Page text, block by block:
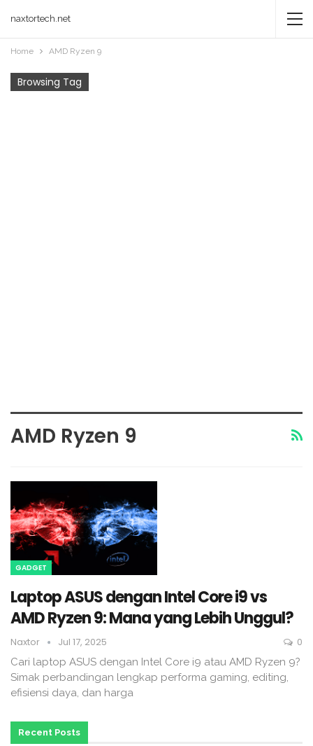
naxtortech.net
Home AMD Ryzen 9
Browsing Tag
AMD Ryzen 9
GADGET
Laptop ASUS dengan Intel Core i9 vs
AMD Ryzen 9: Mana yang Lebih Unggul?
Naxtor Jul 17, 2025 0
Cari laptop ASUS dengan Intel Core i9 atau AMD Ryzen 9?
Simak perbandingan lengkap performa gaming, editing,
efisiensi daya, dan harga
Recent Posts